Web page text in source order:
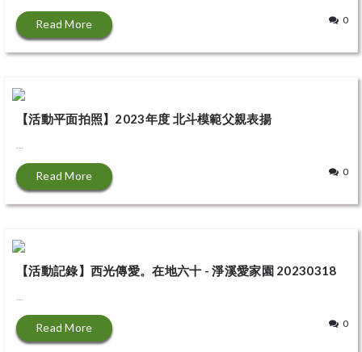
Read More 0
【活動平面拍照】2023年度 北斗模範父親表揚
...
Read More 0
【活動記錄】西光傳愛。在地六十 - 淨溪愛家園 20230318
...
Read More 0